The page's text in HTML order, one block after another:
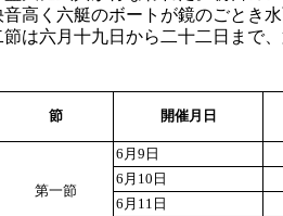
音高く六艇のボートが鏡のごとき
は六月十九日から二十二日まで
節 開催月日
第一節
6月9日
6月10日
6月11日